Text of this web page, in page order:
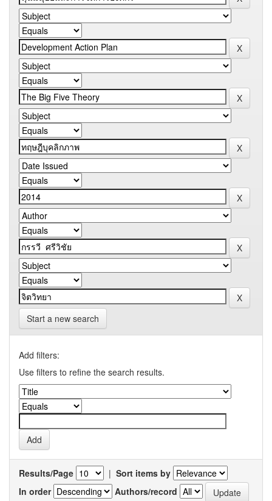
Start a new search
Add filters:
Use filters to refine the search results.
Results/Page | Sort items by
In order
Authors/record